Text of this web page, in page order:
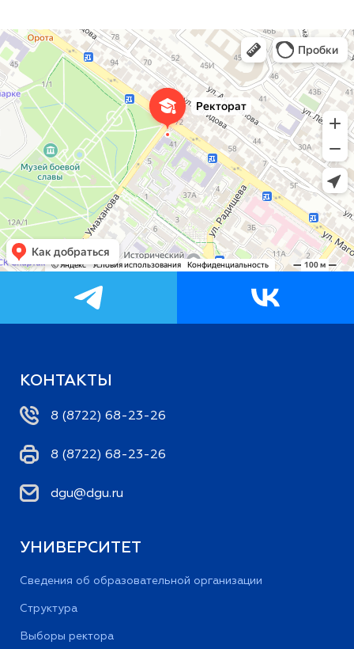
УНИВЕРСИТЕТ
Сведения об образовательной организации
Структура
Выборы ректора
КОНТАКТЫ
8 (8722) 68-23-26
8 (8722) 68-23-26
dgu@dgu.ru